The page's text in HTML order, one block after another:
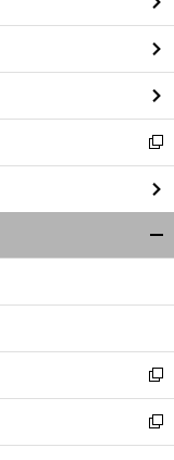
前
へ
ィ
ン
ド
ウ
で
開
く
新
し
い
ウ
ィ
ン
ウ
開
く
新
し
い
ウ
新
し